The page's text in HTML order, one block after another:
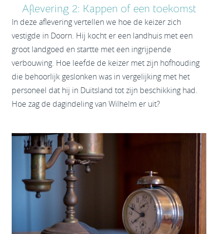
Aflevering 2: Kappen of een toekomst
In deze aflevering vertellen we hoe de keizer zich
vestigde in Doorn. Hij kocht er een landhuis met een
groot landgoed en startte met een ingrijpende
verbouwing. Hoe leefde de keizer met zijn hofhouding
die behoorlijk geslonken was in vergelijking met het
personeel dat hij in Duitsland tot zijn beschikking had.
Hoe zag de dagindeling van Wilhelm er uit?